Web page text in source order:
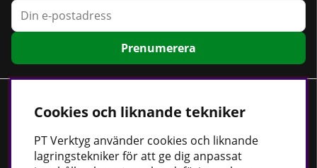
Prenumerera
Kundservice
Kontaktformulär
Cookies och liknande tekniker
PTVerktyg använder cookies och liknande
lagringstekniker för att ge dig anpassat